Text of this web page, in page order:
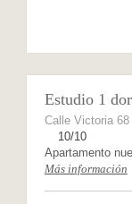
Estudio 1
Calle Victoria 68
10/10
Apartamento
Más información